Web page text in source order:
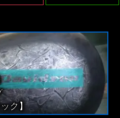
ク】